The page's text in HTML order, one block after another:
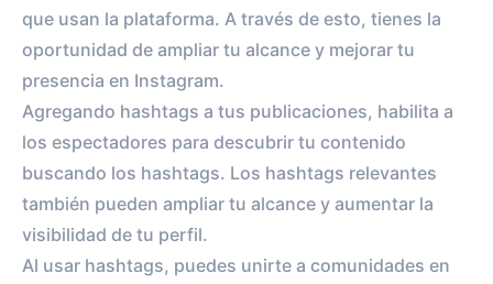
que usan la plataforma. A través de esto, tienes la
oportunidad de ampliar tu alcance y mejorar tu
presencia en Instagram.
Agregando hashtags a tus publicaciones, habilita a
los espectadores para descubrir tu contenido
buscando los hashtags. Los hashtags relevantes
también pueden ampliar tu alcance y aumentar la
visibilidad de tu perfil.
Al usar hashtags, puedes unirte a comunidades en